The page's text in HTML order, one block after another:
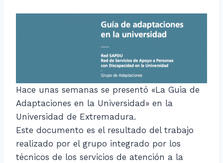
Hace unas semanas se presentó «La Guia de
Adaptaciones en la Universidad» en la
Universidad de Extremadura.
Este documento es el resultado del trabajo
realizado por el grupo integrado por los
técnicos de los servicios de atención a la